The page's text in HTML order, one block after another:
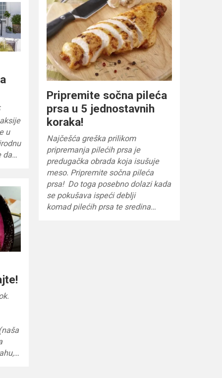
Pripremite sočna pileća
prsa u 5 jednostavnih
koraka!
Najčešća greška prilikom
pripremanja pilećih prsa je
predugačka obrada koja isušuje
meso. Pripremite sočna pileća
prsa! Do toga posebno dolazi kada
se pokušava ispeći deblji
komad pilećih prsa te sredina…
u
da…